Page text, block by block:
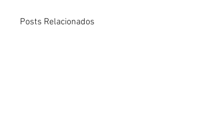
Posts Relacionados